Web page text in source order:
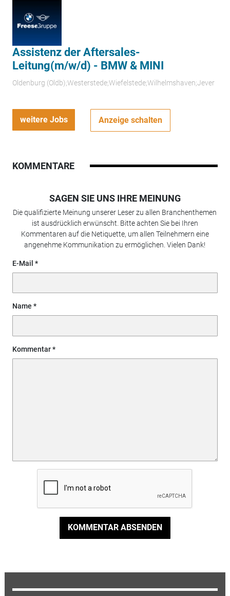
Assistenz der Aftersales-
Leitung(m/w/d) - BMW & MINI
Oldenburg (Oldb);Westerstede;Wiefelstede;Wilhelmshaven;Jever
weitere Jobs Anzeige schalten
KOMMENTARE
SAGEN SIE UNS IHRE MEINUNG
Die qualifizierte Meinung unserer Leser zu allen Branchenthemen
ist ausdrücklich erwünscht. Bitte achten Sie bei Ihren
Kommentaren auf die Netiquette, um allen Teilnehmern eine
angenehme Kommunikation zu ermöglichen. Vielen Dank!
E-Mail
Name
Kommentar
KOMMENTAR ABSENDEN